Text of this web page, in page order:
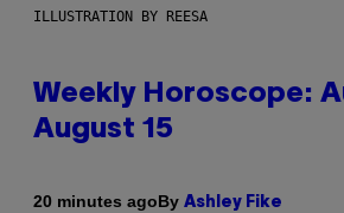
ILLUSTRATION BY REESA
Weekly Horoscope:
August 15
20 minutes agoBy Ashley Fike